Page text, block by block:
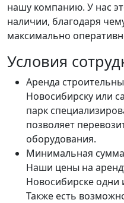
нашу компанию. У нас
наличии, благодаря
максимально
Условия
Аренда
Новосибирску или
парк
позволяет
оборудования.
Минимальная сумма
Наши цены на
Новосибирске одни
Также есть